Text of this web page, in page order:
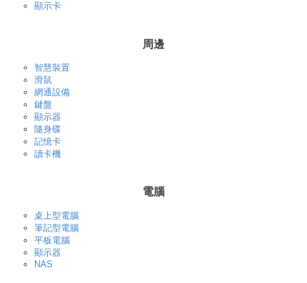
顯示卡
周邊
智慧裝置
滑鼠
網通設備
鍵盤
顯示器
隨身碟
記憶卡
讀卡機
電腦
桌上型電腦
筆記型電腦
平板電腦
顯示器
NAS